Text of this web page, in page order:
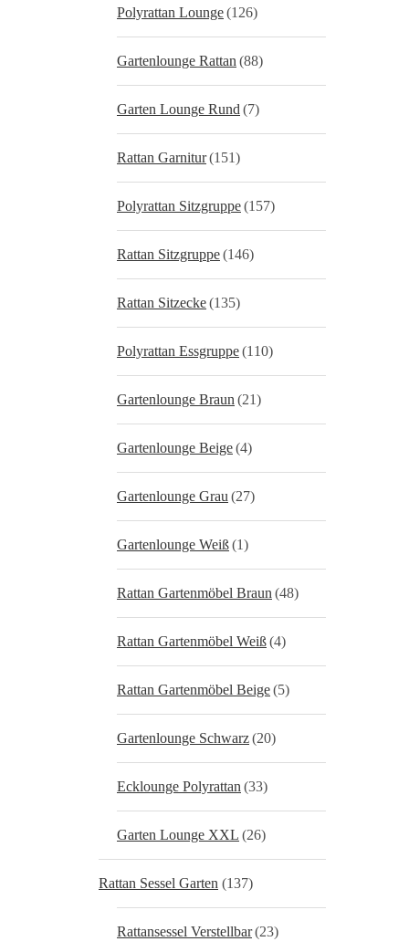
Polyrattan Lounge(126)
Gartenlounge Rattan (88)
Garten Lounge Rund (7)
Rattan Garnitur(151)
Polyrattan Sitzgruppe(157)
Rattan Sitzgruppe(146)
Rattan Sitzecke(135)
Polyrattan Essgruppe(110)
Gartenlounge Braun (21)
Gartenlounge Beige(4)
Gartenlounge Grau (27)
Gartenlounge Weiß(1)
Rattan Gartenmöbel Braun (48)
Rattan Gartenmöbel Weiß(4)
Rattan Gartenmöbel Beige(5)
Gartenlounge Schwarz(20)
Ecklounge Polyrattan (33)
Garten Lounge XXL (26)
Rattan Sessel Garten (137)
Rattansessel Verstellbar(23)